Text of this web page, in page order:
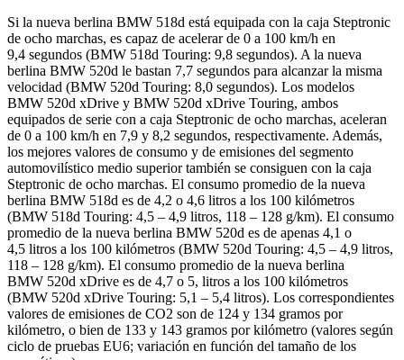
Si la nueva berlina BMW 518d está equipada con la caja Steptronic
de ocho marchas, es capaz de acelerar de 0 a 100 km/h en
9,4 segundos (BMW 518d Touring: 9,8 segundos). A la nueva
berlina BMW 520d le bastan 7,7 segundos para alcanzar la misma
velocidad (BMW 520d Touring: 8,0 segundos). Los modelos
BMW 520d xDrive y BMW 520d xDrive Touring, ambos
equipados de serie con a caja Steptronic de ocho marchas, aceleran
de 0 a 100 km/h en 7,9 y 8,2 segundos, respectivamente. Además,
los mejores valores de consumo y de emisiones del segmento
automovilístico medio superior también se consiguen con la caja
Steptronic de ocho marchas. El consumo promedio de la nueva
berlina BMW 518d es de 4,2 o 4,6 litros a los 100 kilómetros
(BMW 518d Touring: 4,5 – 4,9 litros, 118 – 128 g/km). El consumo
promedio de la nueva berlina BMW 520d es de apenas 4,1 o
4,5 litros a los 100 kilómetros (BMW 520d Touring: 4,5 – 4,9 litros,
118 – 128 g/km). El consumo promedio de la nueva berlina
BMW 520d xDrive es de 4,7 o 5, litros a los 100 kilómetros
(BMW 520d xDrive Touring: 5,1 – 5,4 litros). Los correspondientes
valores de emisiones de CO2 son de 124 y 134 gramos por
kilómetro, o bien de 133 y 143 gramos por kilómetro (valores según
ciclo de pruebas EU6; variación en función del tamaño de los